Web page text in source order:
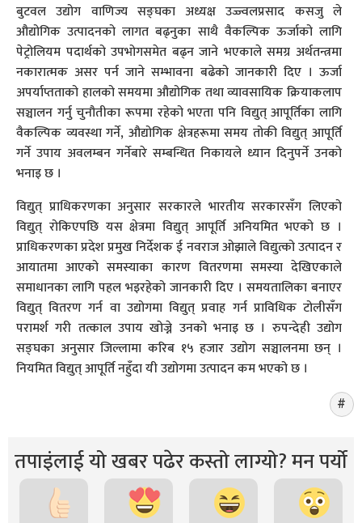
बुटवल उद्योग वाणिज्य सङ्घका अध्यक्ष उज्ज्वलप्रसाद कसजु ले
औद्योगिक उत्पादनको लागत बढ्नुका साथै वैकल्पिक ऊर्जाको लागि
पेट्रोलियम पदार्थको उपभोगसमेत बढ्न जाने भएकाले समग्र अर्थतन्त्रमा
नकारात्मक असर पर्न जाने सम्भावना बढेको जानकारी दिए । ऊर्जा
अपर्याप्तताको हालको समयमा औद्योगिक तथा व्यावसायिक क्रियाकलाप
सञ्चालन गर्नु चुनौतीका रूपमा रहेको भएता पनि विद्युत् आपूर्तिका लागि
वैकल्पिक व्यवस्था गर्ने, औद्योगिक क्षेत्रहरूमा समय तोकी विद्युत् आपूर्ति
गर्ने उपाय अवलम्बन गर्नेबारे सम्बन्धित निकायले ध्यान दिनुपर्ने उनको
भनाइ छ ।
विद्युत् प्राधिकरणका अनुसार सरकारले भारतीय सरकारसँग लिएको
विद्युत् रोकिएपछि यस क्षेत्रमा विद्युत् आपूर्ति अनियमित भएको छ ।
प्राधिकरणका प्रदेश प्रमुख निर्देशक ई नवराज ओझाले विद्युत्को उत्पादन र
आयातमा आएको समस्याका कारण वितरणमा समस्या देखिएकाले
समाधानका लागि पहल भइरहेको जानकारी दिए । समयतालिका बनाएर
विद्युत् वितरण गर्न वा उद्योगमा विद्युत् प्रवाह गर्न प्राविधिक टोलीसँग
परामर्श गरी तत्काल उपाय खोज्ने उनको भनाइ छ । रुपन्देही उद्योग
सङ्घका अनुसार जिल्लामा करिब १५ हजार उद्योग सञ्चालनमा छन् ।
नियमित विद्युत् आपूर्ति नहुँदा यी उद्योगमा उत्पादन कम भएको छ ।
तपाइंलाई यो खबर पढेर कस्तो लाग्यो? मन पर्यो